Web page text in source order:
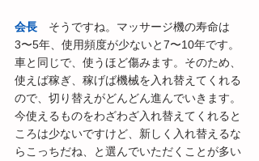
会長 そうですね。マッサージ機の寿命は
3〜5年、使用頻度が少ないと7〜10年です。
車と同じで、使うほど傷みます。そのため、
使えば稼ぎ、稼げば機械を入れ替えてくれる
ので、切り替えがどんどん進んでいきます。
今使えるものをわざわざ入れ替えてくれると
ころは少ないですけど、新しく入れ替えるな
らこっちだね、と選んでいただくことが多い